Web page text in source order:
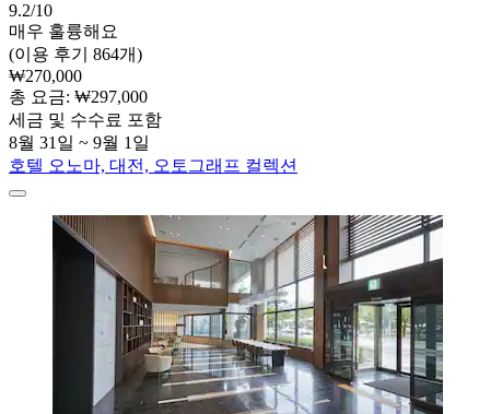
9.2/10
매우 훌륭해요
(이용 후기 864개)
₩270,000
총 요금: ₩297,000
세금 및 수수료 포함
8월 31일 ~ 9월 1일
호텔 오노마, 대전, 오토그래프 컬렉션